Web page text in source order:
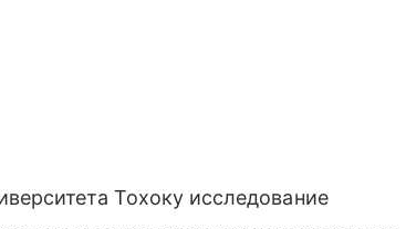
Тохоку исследование